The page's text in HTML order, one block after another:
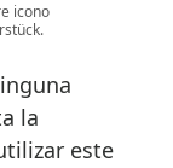
icono
la
este